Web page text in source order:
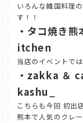
いろんな韓国料理
す！！
・タコ焼き
itchen
当店のイベントで
・zakka ＆
kashu_
こちらも今回 初出
熊本で人気のクレ